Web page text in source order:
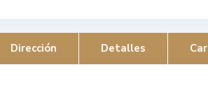
Dirección Detalles